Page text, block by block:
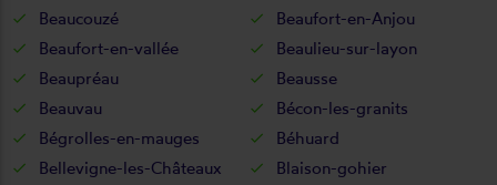
Beaucouzé
Beaufort-en-Anjou
Beaufort-en-vallée
Beaulieu-sur-layon
Beaupréau
Beausse
Beauvau
Bécon-les-granits
Bégrolles-en-mauges
Béhuard
Bellevigne-les-Châteaux
Blaison-gohier